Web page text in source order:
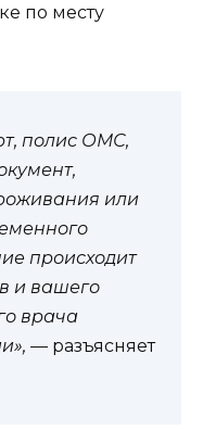
по месту
полис ОМС,
или
происходит
и вашего
врача
— разъясняет